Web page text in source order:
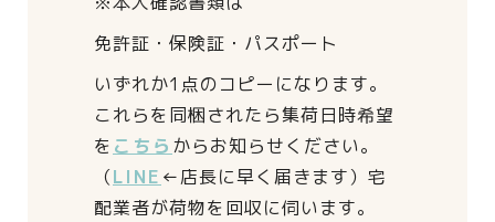
免許証・保険証・パスポート
いずれか1点のコピーになります。
これらを同梱されたら集荷日時希望
を こちら からお知らせください。
（LINE ←店長に早く届きます） 宅
配業者が荷物を回収に伺います。